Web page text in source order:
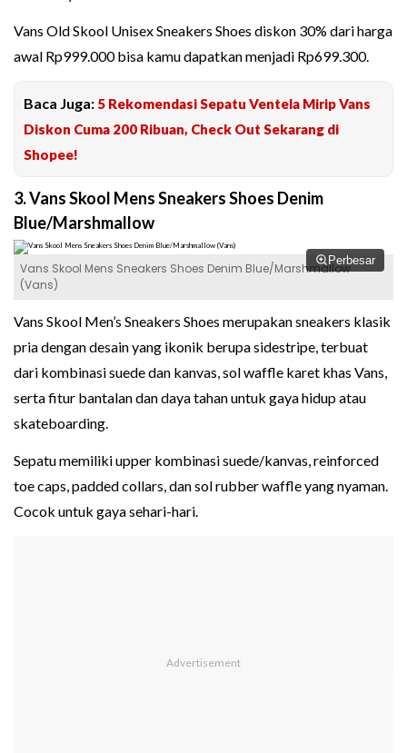
Vans Old Skool Unisex Sneakers Shoes diskon 30% dari harga
awal Rp999.000 bisa kamu dapatkan menjadi Rp699.300.
Baca Juga: 5 Rekomendasi Sepatu Ventela Mirip Vans
Diskon Cuma 200 Ribuan, Check Out Sekarang di
Shopee!
3. Vans Skool Mens Sneakers Shoes Denim
Blue/Marshmallow
Perbesar
Vans Skool Mens Sneakers Shoes Denim Blue/Marshmallow
(Vans)
Vans Skool Men’s Sneakers Shoes merupakan sneakers klasik
pria dengan desain yang ikonik berupa sidestripe, terbuat
dari kombinasi suede dan kanvas, sol waffle karet khas Vans,
serta fitur bantalan dan daya tahan untuk gaya hidup atau
skateboarding.
Sepatu memiliki upper kombinasi suede/kanvas, reinforced
toe caps, padded collars, dan sol rubber waffle yang nyaman.
Cocok untuk gaya sehari-hari.